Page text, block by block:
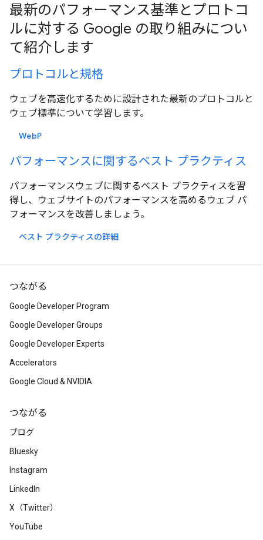
最新のパフォーマンス基準とプロトコ
ルに対する Google の取り組みについ
て紹介します
プロトコルと規格
ウェブを高速化するために設計された最新のプロトコルと
ウェブ標準について学習します。
WebP
パフォーマンスに関するベスト プラクティス
パフォーマンスウェブに関するベスト プラクティスを習
得し、ウェブサイトのパフォーマンスを高めるウェブ パ
フォーマンスを改善しましょう。
ベスト プラクティスの詳細
つながる
Google Developer Program
Google Developer Groups
Google Developer Experts
Accelerators
Google Cloud & NVIDIA
つながる
ブログ
Bluesky
Instagram
LinkedIn
X（Twitter）
YouTube